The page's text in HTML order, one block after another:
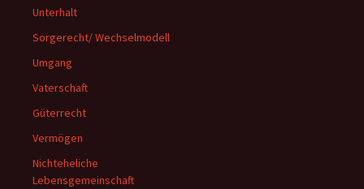
Unterhalt
Sorgerecht/ Wechselmodell
Umgang
Vaterschaft
Güterrecht
Vermögen
Nichteheliche
Lebensgemeinschaft